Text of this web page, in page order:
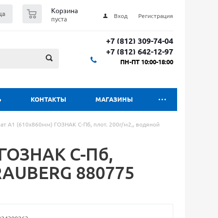
Вход Регистрация
Корзина
пуста
+7 (812) 309-74-04
+7 (812) 642-12-97
ПН-ПТ 10:00-18:00
КОНТАКТЫ МАГАЗИНЫ
А1 (610х860мм) ГОЗНАК С-Пб, плот. 200г/м2,, водяной
С-Пб,
880775